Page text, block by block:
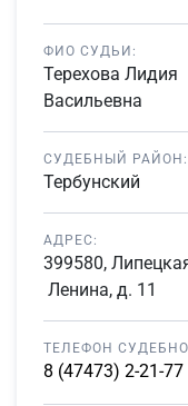
ФИО СУДЬИ:
Терехова Лидия
Васильевна
СУДЕБНЫЙ РАЙОН:
Тербунский
АДРЕС:
399580,
Ленина, д. 11
ТЕЛЕФОН
8 (47473) 2-21-77